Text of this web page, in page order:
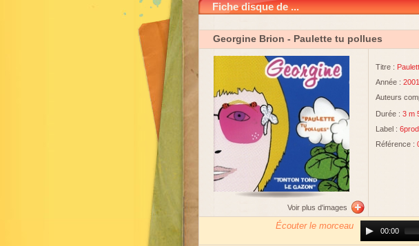
Fiche disque de ...
Georgine Brion - Paulette tu pollues
Voir plus d'images
Titre :
Année : 2001
Auteurs
Durée : 3 m
Label :
Référence :
Écouter le morceau
Player00:00